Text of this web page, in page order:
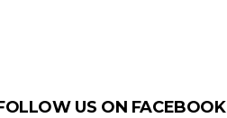
US ON FACEBOOK